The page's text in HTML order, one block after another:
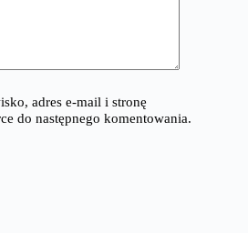
adres e-mail i stronę
do następnego komentowania.